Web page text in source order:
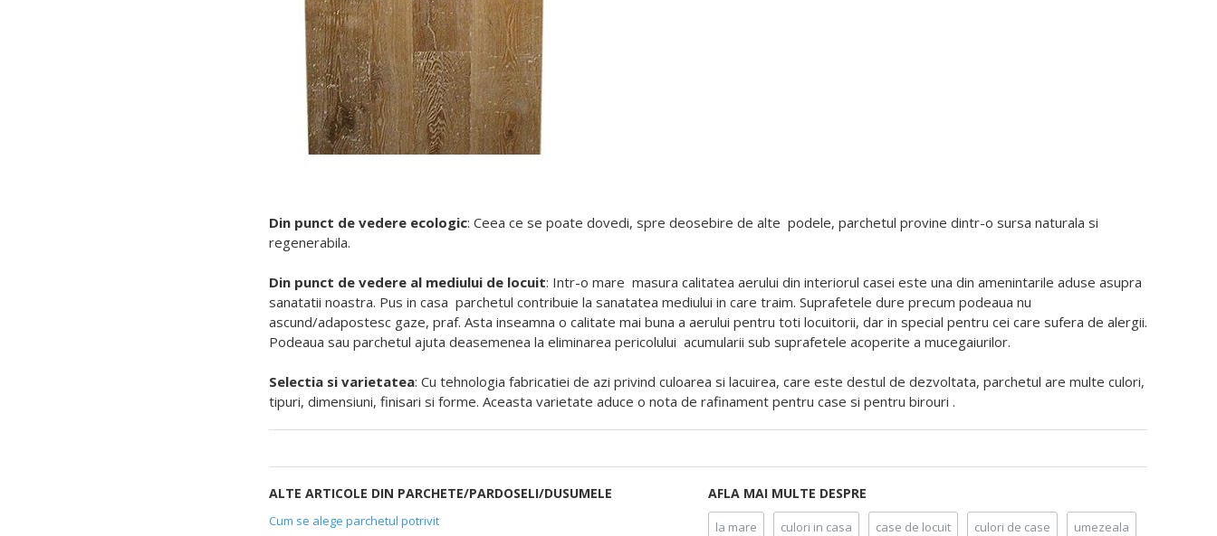
Din punct de vedere ecologic: Ceea ce se poate dovedi, spre deosebire de alte podele, parchetul provine dintr-o sursa naturala si
regenerabila.
Din punct de vedere al mediului de locuit: Intr-o mare masura calitatea aerului din interiorul casei este una din amenintarile aduse asupra
sanatatii noastra. Pus in casa parchetul contribuie la sanatatea mediului in care traim. Suprafetele dure precum podeaua nu
ascund/adapostesc gaze, praf. Asta inseamna o calitate mai buna a aerului pentru toti locuitorii, dar in special pentru cei care sufera de alergii.
Podeaua sau parchetul ajuta deasemenea la eliminarea pericolului acumularii sub suprafetele acoperite a mucegaiurilor.
Selectia si varietatea: Cu tehnologia fabricatiei de azi privind culoarea si lacuirea, care este destul de dezvoltata, parchetul are multe culori,
tipuri, dimensiuni, finisari si forme. Aceasta varietate aduce o nota de rafinament pentru case si pentru birouri .
ALTE ARTICOLE DIN PARCHETE/PARDOSELI/DUSUMELE
Cum se alege parchetul potrivit
AFLA MAI MULTE DESPRE
la mare culori in casa case de locuit culori de case umezeala